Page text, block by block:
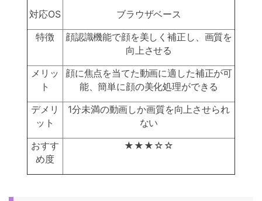
対応OS
ブラウザベース
特徴
顔認識機能で顔を美しく補正し、画質を
向上させる
メリッ
ト
顔に焦点を当てた動画に適した補正が可
能、簡単に顔の美化処理ができる
デメリ
ット
1分未満の動画しか画質を向上させられ
ない
おすす
め度
★★★☆☆